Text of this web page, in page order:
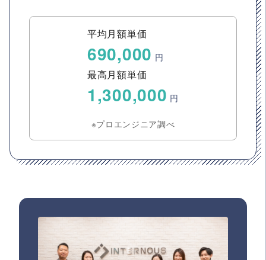
平均月額単価
690,000 円
最高月額単価
1,300,000 円
※プロエンジニア調べ